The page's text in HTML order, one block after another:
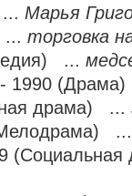
Марья
торговка
...
- 1990
драма) ...